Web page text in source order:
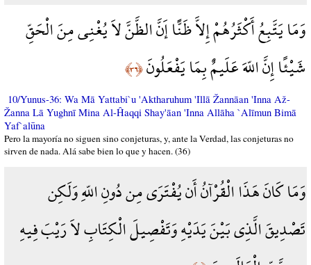
وَمَا يَتَّبِعُ أَكْثَرُهُمْ إِلاَّ ظَنًّا إَنَّ الظَّنَّ لاَ يُغْنِي مِنَ الْحَقِّ
شَيْئًا إِنَّ اللّهَ عَلَيمٌ بِمَا يَفْعَلُونَ﴿٣٦﴾
10/Yunus-36: Wa Mā Yattabi`u 'Aktharuhum 'Illā Žannāan 'Inna Až-
Žanna Lā Yughnī Mina Al-Ĥaqqi Shay'āan 'Inna Allāha `Alīmun Bimā
Yaf`alūna
Pero la mayoría no siguen sino conjeturas, y, ante la Verdad, las conjeturas no
sirven de nada. Alá sabe bien lo que y hacen. (36)
وَمَا كَانَ هَذَا الْقُرْآنُ أَن يُفْتَرَى مِن دُونِ اللّهِ وَلَكِن
تَصْدِيقَ الَّذِي بَيْنَ يَدَيْهِ وَتَفْصِيلَ الْكِتَابِ لاَ رَيْبَ فِيهِ